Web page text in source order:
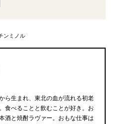
ンミノル
ら生まれ、東北の血が流れる初老
食べることと飲むことが好き。お
酒と焼酎ラヴァー。おもな仕事は